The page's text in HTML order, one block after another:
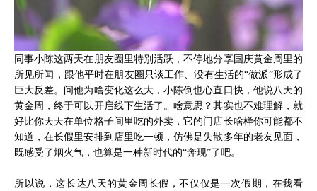
同事小陈这两天在朋友圈里特别活跃，不停地分享国庆黄金周里的
所见所闻，跟他平时在朋友圈只谈工作、没有生活的“做派”形成了
巨大反差。问他为啥变化这么大，小陈倒也心直口快，他说八天的
黄金周，终于可以开启线下生活了。啥意思？其实也不难理解，就
好比你天天在单位格子间里吃的外卖，它的门店长啥样你可能都不
知道，在长假里安排到店里吃一顿，仿佛是失散多年的老友见面，
既感受了烟火气，也算是一种新时代的“奔现”了吧。
所以说，这长达八天的黄金周长假，不仅仅是一次假期，在我看